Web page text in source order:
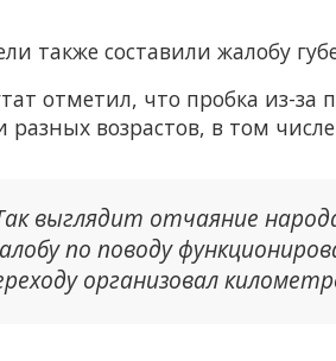
также составили жалобу
отметил, что пробка из-за
разных возрастов, в том
выглядит отчаяние
по поводу
организовал